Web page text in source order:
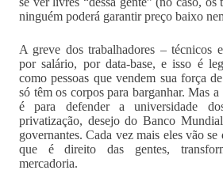
ninguém poderá garantir preço baixo
A greve dos trabalhadores – técnicos
por salário, por data-base, e isso é
como pessoas que vendem sua força
só têm os corpos para barganhar. Mas
é para defender a universidade
privatização, desejo do Banco
governantes. Cada vez mais eles vão se
que é direito das gentes,
mercadoria.